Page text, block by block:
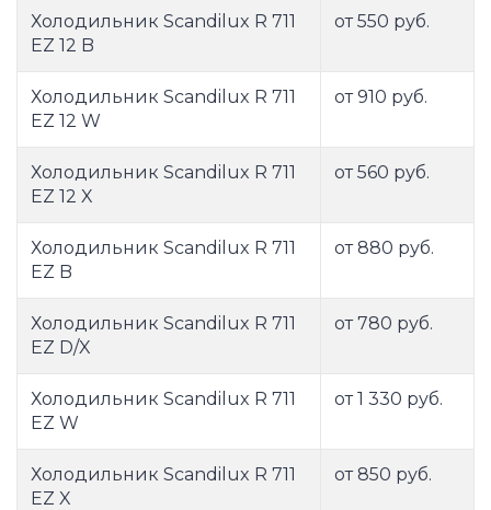
Холодильник Scandilux R 711
EZ 12 B
от 550 руб.
Холодильник Scandilux R 711
EZ 12 W
от 910 руб.
Холодильник Scandilux R 711
EZ 12 X
от 560 руб.
Холодильник Scandilux R 711
EZ B
от 880 руб.
Холодильник Scandilux R 711
EZ D/X
от 780 руб.
Холодильник Scandilux R 711
EZ W
от 1 330 руб.
Холодильник Scandilux R 711
EZ X
от 850 руб.